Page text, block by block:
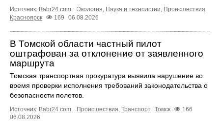
Источник: Babr24.com. Экология, Наука и технологии, Происшествия
Красноярск
169 06.08.2026
В Томской области частный пилот
оштрафован за отклонение от заявленного
маршрута
Томская транспортная прокуратура выявила нарушение во
время проверки исполнения требований законодательства о
безопасности полетов.
Источник: Babr24.com. Происшествия, Транспорт Томск
166
06.08.2026